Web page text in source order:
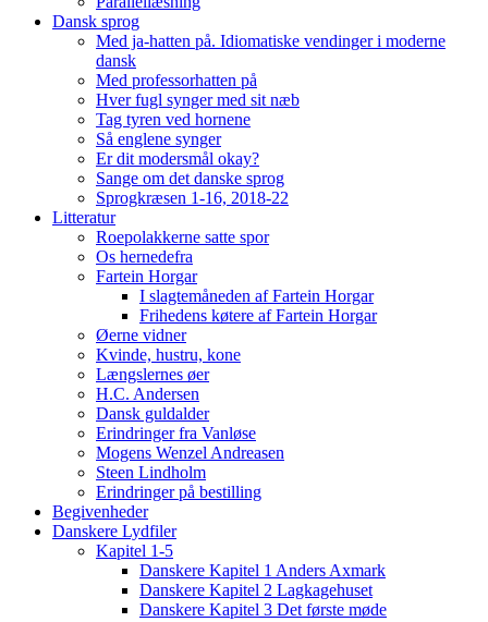
Dansk sprog
Med ja-hatten på. Idiomatiske vendinger i moderne
dansk
Med professorhatten på
Hver fugl synger med sit næb
Tag tyren ved hornene
Så englene synger
Er dit modersmål okay?
Sange om det danske sprog
Sprogkræsen 1-16, 2018-22
Litteratur
Roepolakkerne satte spor
Os hernedefra
Fartein Horgar
I slagtemåneden af Fartein Horgar
Frihedens køtere af Fartein Horgar
Øerne vidner
Kvinde, hustru, kone
Længslernes øer
H.C. Andersen
Dansk guldalder
Erindringer fra Vanløse
Mogens Wenzel Andreasen
Steen Lindholm
Erindringer på bestilling
Begivenheder
Danskere Lydfiler
Kapitel 1-5
Danskere Kapitel 1 Anders Axmark
Danskere Kapitel 2 Lagkagehuset
Danskere Kapitel 3 Det første møde